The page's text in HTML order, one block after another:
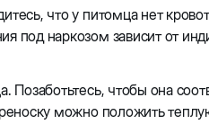
что у питомца нет
под наркозом зависит от
Позаботьтесь, чтобы она
можно положить